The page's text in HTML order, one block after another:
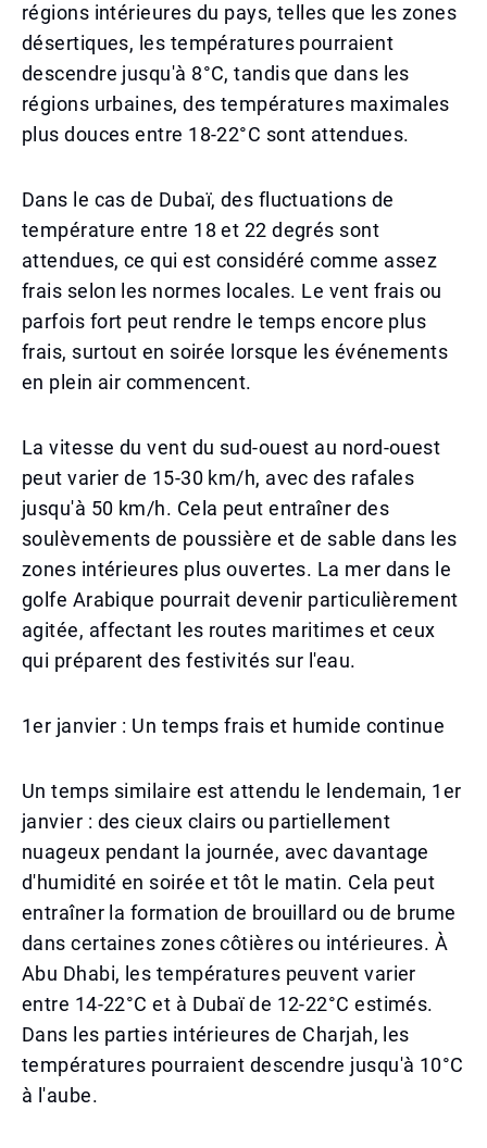
régions intérieures du pays, telles que les zones
désertiques, les températures pourraient
descendre jusqu'à 8°C, tandis que dans les
régions urbaines, des températures maximales
plus douces entre 18-22°C sont attendues.
Dans le cas de Dubaï, des fluctuations de
température entre 18 et 22 degrés sont
attendues, ce qui est considéré comme assez
frais selon les normes locales. Le vent frais ou
parfois fort peut rendre le temps encore plus
frais, surtout en soirée lorsque les événements
en plein air commencent.
La vitesse du vent du sud-ouest au nord-ouest
peut varier de 15-30 km/h, avec des rafales
jusqu'à 50 km/h. Cela peut entraîner des
soulèvements de poussière et de sable dans les
zones intérieures plus ouvertes. La mer dans le
golfe Arabique pourrait devenir particulièrement
agitée, affectant les routes maritimes et ceux
qui préparent des festivités sur l'eau.
1er janvier : Un temps frais et humide continue
Un temps similaire est attendu le lendemain, 1er
janvier : des cieux clairs ou partiellement
nuageux pendant la journée, avec davantage
d'humidité en soirée et tôt le matin. Cela peut
entraîner la formation de brouillard ou de brume
dans certaines zones côtières ou intérieures. À
Abu Dhabi, les températures peuvent varier
entre 14-22°C et à Dubaï de 12-22°C estimés.
Dans les parties intérieures de Charjah, les
températures pourraient descendre jusqu'à 10°C
à l'aube.